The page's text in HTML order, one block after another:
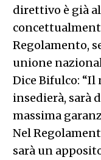
direttivo è già
Regolamento,
unione
Dice Bifulco:
insedierà, sarà
massima
Nel
sarà un